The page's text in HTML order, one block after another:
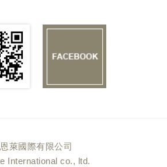
恩萊國際有限公司
International co., ltd.